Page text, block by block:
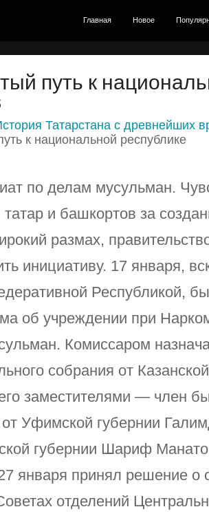
Главная Новое
путь к
Татарстана с древнейших
к национальной республике
по делам мусульман.
и башкортов за
размах,
инициативу. 17 января,
Республикой,
об учреждении при
Комиссаром
собрания от
заместителями — член
Уфимской губернии
губернии Шариф
января принял решение о
отделений